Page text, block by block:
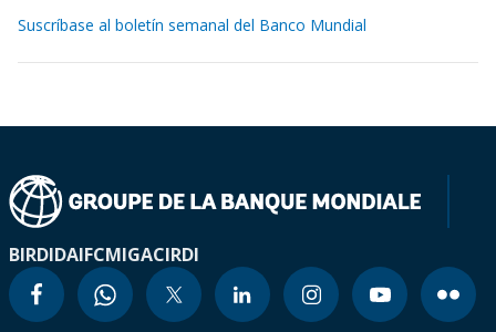
Suscríbase al boletín semanal del Banco Mundial
BIRDIDAIFCMIGACIRDI